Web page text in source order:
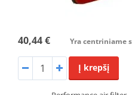
40,44 € Yra centriniame
Į krepšį